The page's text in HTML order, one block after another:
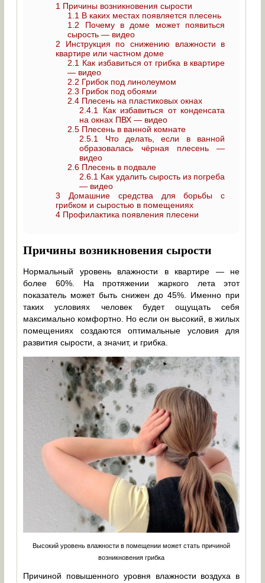
1 Причины возникновения сырости
1.1 В каких местах появляется плесень
1.2 Почему в доме может появиться
сырость — видео
2 Инструкция по снижению влажности в
квартире или частном доме
2.1 Как избавиться от грибка в квартире
— видео
2.2 Грибок под линолеумом
2.3 Грибок под обоями
2.4 Плесень на пластиковых окнах
2.4.1
Как избавиться от конденсата
на окнах ПВХ — видео
2.5 Плесень в ванной комнате
2.5.1
Что делать, если в ванной
образовалась чёрная плесень —
видео
2.6 Плесень в подвале
2.6.1 Как удалить сырость из погреба
— видео
3 Домашние средства для борьбы с
грибком и сыростью в помещениях
4 Профилактика появления плесени
Причины возникновения сырости
Нормальный уровень влажности в квартире — не
более 60%. На протяжении жаркого лета этот
показатель может быть снижен до 45%. Именно при
таких условиях человек будет ощущать себя
максимально комфортно. Но если он высокий, в жилых
помещениях создаются оптимальные условия для
развития сырости, а значит, и грибка.
Высокий уровень влажности в помещении может стать причиной
возникновения грибка
Причиной повышенного уровня влажности воздуха в